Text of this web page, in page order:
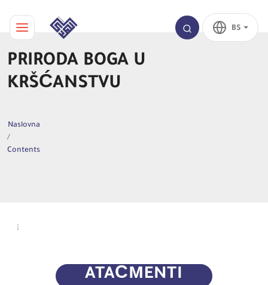
BS
PRIRODA BOGA U
KRŠĆANSTVU
Naslovna
Contents
ATAČMENTI